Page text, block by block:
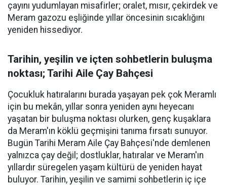
çayını yudumlayan misafirler; oralet, mısır, çekirdek ve
Meram gazozu eşliğinde yıllar öncesinin sıcaklığını
yeniden hissediyor.
Tarihin, yeşilin ve içten sohbetlerin buluşma
noktası; Tarihi Aile Çay Bahçesi
Çocukluk hatıralarını burada yaşayan pek çok Meramlı
için bu mekân, yıllar sonra yeniden aynı heyecanı
yaşatan bir buluşma noktası olurken, genç kuşaklara
da Meram'ın köklü geçmişini tanıma fırsatı sunuyor.
Bugün Tarihi Meram Aile Çay Bahçesi'nde demlenen
yalnızca çay değil; dostluklar, hatıralar ve Meram'ın
yıllardır süregelen yaşam kültürü de yeniden hayat
buluyor. Tarihin, yeşilin ve samimi sohbetlerin iç içe